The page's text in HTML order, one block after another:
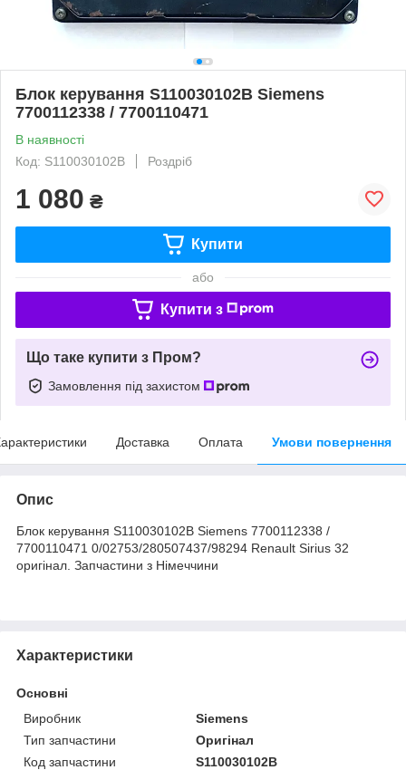
Блок керування S110030102B Siemens
7700112338 / 7700110471
В наявності
Код: S110030102B
Роздріб
1 080 ₴
Купити
або
Купити з
Що таке купити з Пром?
Замовлення під захистом
Доставка Оплата Умови повернення
Опис
Блок керування S110030102B Siemens 7700112338 /
7700110471 0/02753/280507437/98294 Renault Sirius 32
оригінал. Запчастини з Німеччини
Характеристики
Основні
Виробник
Siemens
Тип запчастини
Оригінал
Код запчастини
S110030102B